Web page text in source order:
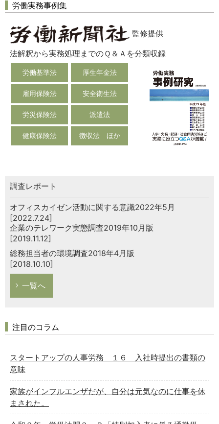
労働実務事例集
監修提供
法解釈から実務処理までのＱ＆Ａを分類収録
労働基準法 厚生年金法
雇用保険法 安全衛生法
労災保険法 派遣法
健康保険法 徴収法 ほか
調査レポート
オフィスカイゼン活動に関する意識2022年5月
[2022.7.24]
企業のテレワーク実態調査2019年10月版
[2019.11.12]
総務担当者の環境調査2018年4月版
[2018.10.10]
一覧へ
注目のコラム
スタートアップの人事労務 １６ 入社時提出の書類の
意味
家族がインフルエンザだが、自分は元気なのに仕事を休
まされた。